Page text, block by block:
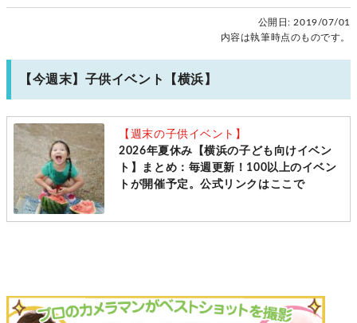
公開日:2019/07/01
内容は執筆時点のものです。
【今週末】子供イベント【横浜】
【週末の子供イベント】
2026年夏休み【横浜の子ども向けイベン
ト】まとめ：毎週更新！100以上のイベン
トが開催予定。公式リンクはここで